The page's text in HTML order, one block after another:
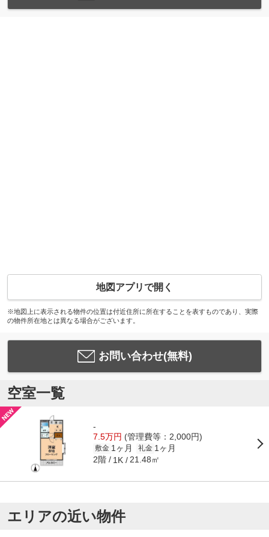
地図アプリで開く
※地図上に表示される物件の位置は付近住所に所在することを表すものであり、実際
の物件所在地とは異なる場合がございます。
お問い合わせ(無料)
空室一覧
-
7.5万円 (管理費等：2,000円)
敷金 1ヶ月 礼金 1ヶ月
2階 1K 21.48㎡
エリアの近い物件